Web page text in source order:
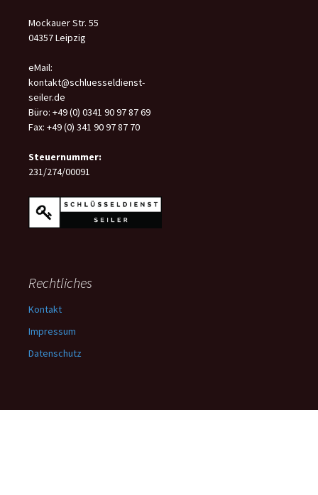
Mockauer Str. 55
04357 Leipzig
eMail:
kontakt@schluesseldienst-
seiler.de
Büro: +49 (0) 0341 90 97 87 69
Fax: +49 (0) 341 90 97 87 70
Steuernummer:
231/274/00091
Rechtliches
Kontakt
Impressum
Datenschutz